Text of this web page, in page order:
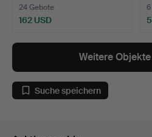
24 Gebote
162 USD
Weitere
Suche speichern